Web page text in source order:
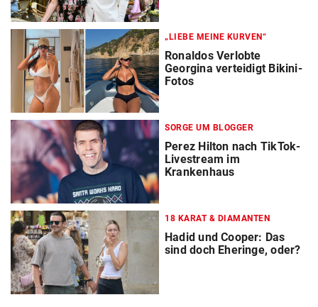
„LIEBE MEINE KURVEN“
Ronaldos Verlobte
Georgina verteidigt Bikini-
Fotos
SORGE UM BLOGGER
Perez Hilton nach TikTok-
Livestream im
Krankenhaus
18 KARAT & DIAMANTEN
Hadid und Cooper: Das
sind doch Eheringe, oder?